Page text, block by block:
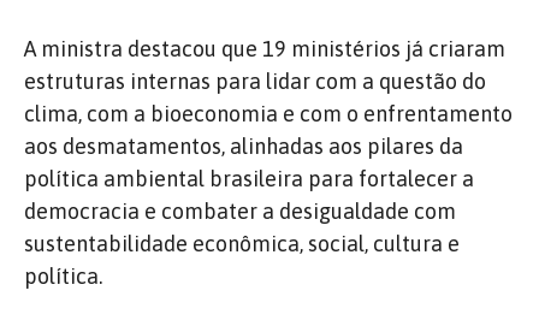
A ministra destacou que 19 ministérios já criaram
estruturas internas para lidar com a questão do
clima, com a bioeconomia e com o enfrentamento
aos desmatamentos, alinhadas aos pilares da
política ambiental brasileira para fortalecer a
democracia e combater a desigualdade com
sustentabilidade econômica, social, cultura e
política.